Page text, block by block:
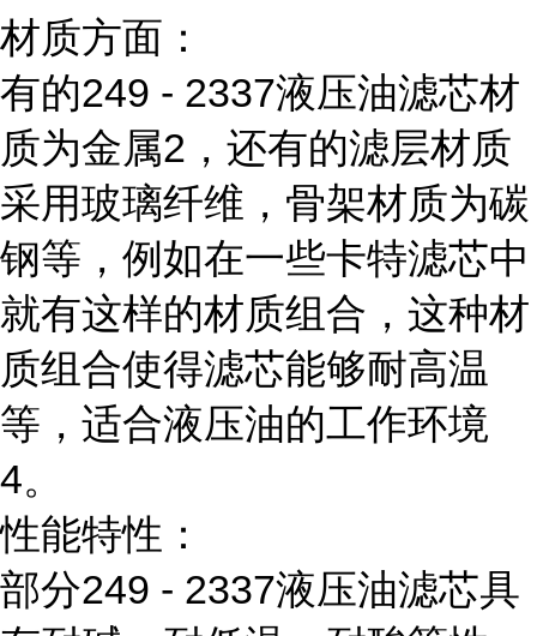
材质方面：
有的249 - 2337液压油滤芯材
质为金属2，还有的滤层材质
采用玻璃纤维，骨架材质为碳
钢等，例如在一些卡特滤芯中
就有这样的材质组合，这种材
质组合使得滤芯能够耐高温
等，适合液压油的工作环境
4。
性能特性：
部分249 - 2337液压油滤芯具